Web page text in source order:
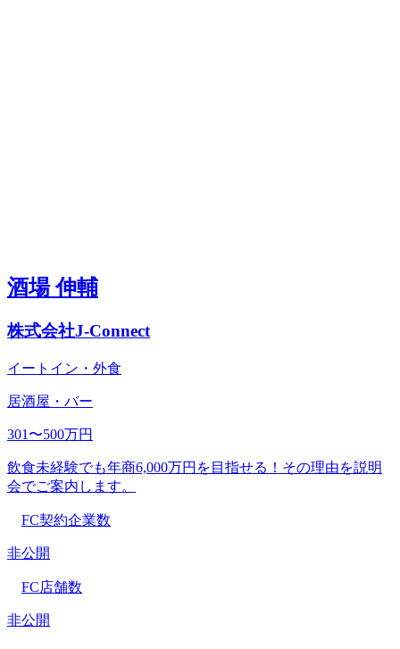
酒場 伸輔
株式会社J-Connect
イートイン・外食
居酒屋・バー
301〜500万円
飲食未経験でも年商6,000万円を目指せる！その理由を説明
会でご案内します。
FC契約企業数
非公開
FC店舗数
非公開